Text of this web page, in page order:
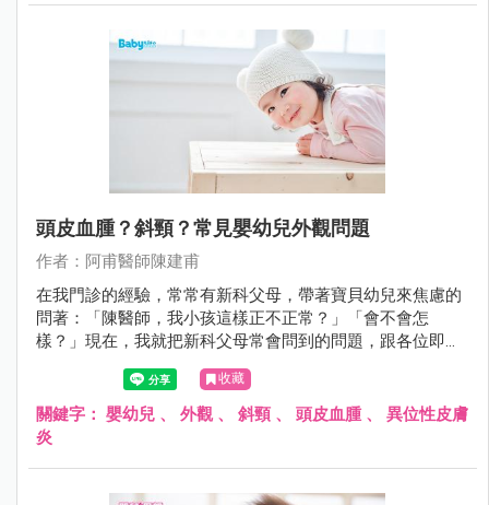
頭皮血腫？斜頸？常見嬰幼兒外觀問題
作者：阿甫醫師陳建甫
在我門診的經驗，常常有新科父母，帶著寶貝幼兒來焦慮的
問著：「陳醫師，我小孩這樣正不正常？」「會不會怎
樣？」現在，我就把新科父母常會問到的問題，跟各位即將
迎接新生命到來的準父母，及已有嗷嗷待哺幼兒、新手上路
的父母，分享這奇特的經驗。
收藏
關鍵字： 嬰幼兒 、 外觀、 斜頸 、 頭皮血腫、 異位性皮膚
炎